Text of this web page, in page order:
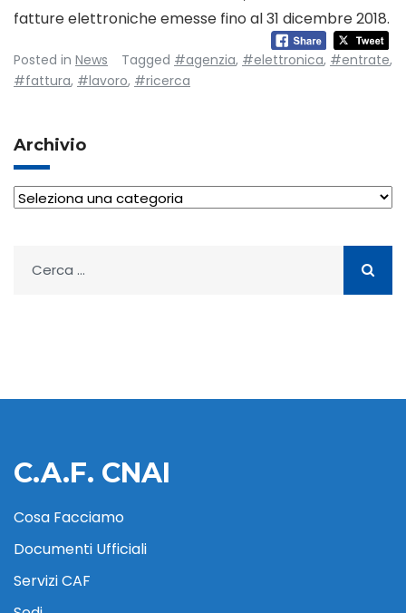
fatture elettroniche emesse fino al 31 dicembre 2018.
Posted in News Tagged #agenzia, #elettronica, #entrate,
#fattura, #lavoro, #ricerca
Archivio
Archivio
per:
C.A.F. CNAI
Cosa Facciamo
Documenti Ufficiali
Servizi CAF